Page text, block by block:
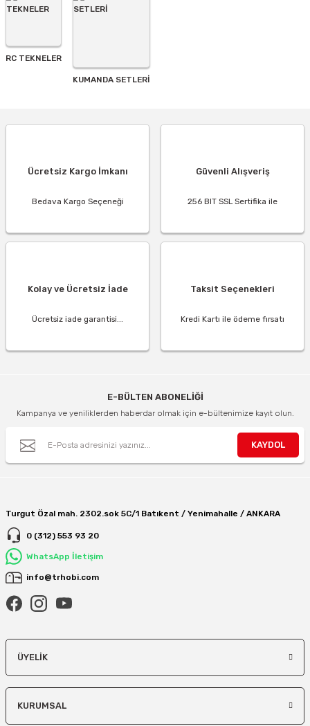
RC TEKNELER
KUMANDA SETLERİ
Ücretsiz Kargo İmkanı
Bedava Kargo Seçeneği
Güvenli Alışveriş
256 BIT SSL Sertifika ile
Kolay ve Ücretsiz İade
Ücretsiz iade garantisi...
Taksit Seçenekleri
Kredi Kartı ile ödeme fırsatı
E-BÜLTEN ABONELİĞİ
Kampanya ve yeniliklerden haberdar olmak için e-bültenimize kayıt olun.
KAYDOL
Turgut Özal mah. 2302.sok 5C/1 Batıkent / Yenimahalle / ANKARA
0 (312) 553 93 20
WhatsApp İletişim
info@trhobi.com
ÜYELIK
KURUMSAL